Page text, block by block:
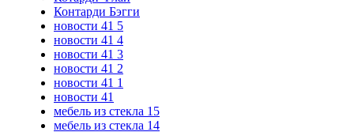
Контарди Бэгги
новости 41 5
новости 41 4
новости 41 3
новости 41 2
новости 41 1
новости 41
мебель из стекла 15
мебель из стекла 14